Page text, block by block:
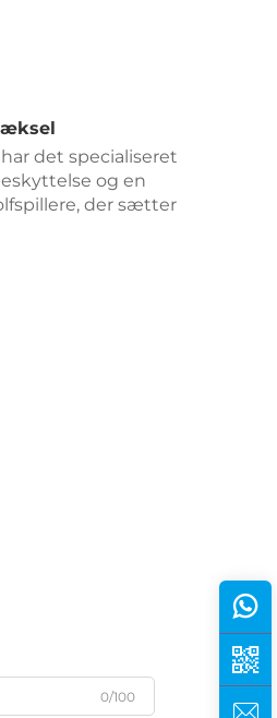
det specialiseret
og en
der sætter
0/100